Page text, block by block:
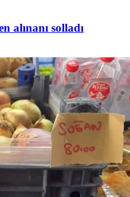
alınanı solladı